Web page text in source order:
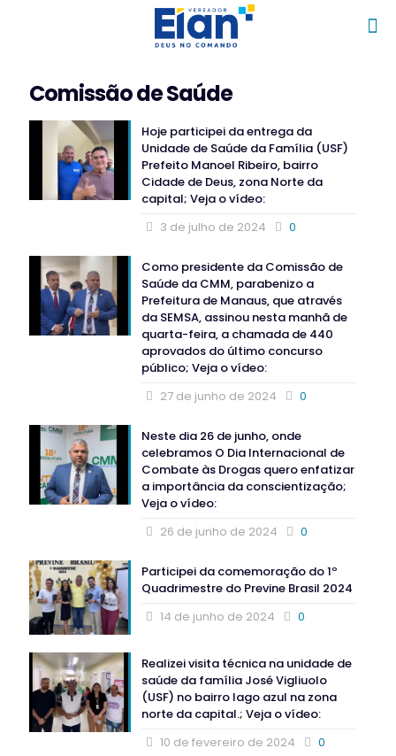
Comissão de Saúde
Hoje participei da entrega da
Unidade de Saúde da Família (USF)
Prefeito Manoel Ribeiro, bairro
Cidade de Deus, zona Norte da
capital; Veja o vídeo:
3 de julho de 2024
0
Como presidente da Comissão de
Saúde da CMM, parabenizo a
Prefeitura de Manaus, que através
da SEMSA, assinou nesta manhã de
quarta-feira, a chamada de 440
aprovados do último concurso
público; Veja o vídeo:
27 de junho de 2024
0
Neste dia 26 de junho, onde
celebramos O Dia Internacional de
Combate às Drogas quero enfatizar
a importância da conscientização;
Veja o vídeo:
26 de junho de 2024
0
Participei da comemoração do 1º
Quadrimestre do Previne Brasil 2024
14 de junho de 2024
0
Realizei visita técnica na unidade de
saúde da família José Vigliuolo
(USF) no bairro lago azul na zona
norte da capital.; Veja o vídeo:
10 de fevereiro de 2024
0